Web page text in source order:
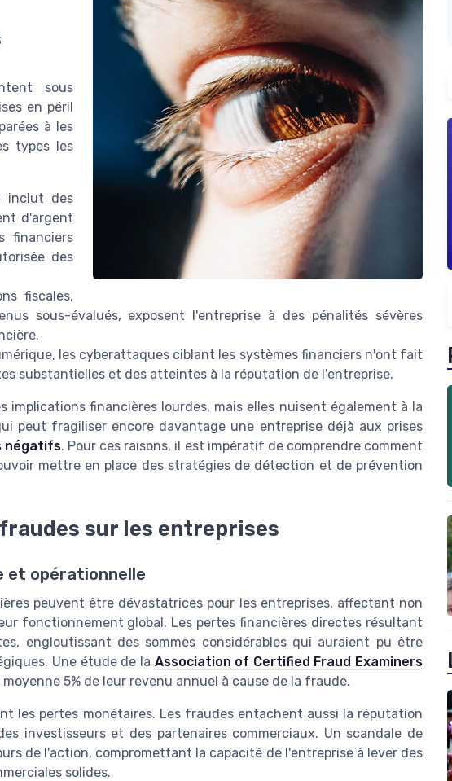
sous
en péril
à les
types les
inclut des
d'argent
financiers
des
fiscales,
sous-évalués, exposent l'entreprise à des pénalités sévères
les cyberattaques ciblant les systèmes financiers n'ont fait
substantielles et des atteintes à la réputation de l'entreprise.
financières lourdes, mais elles nuisent également à la
peut fragiliser encore davantage une entreprise déjà aux prises
négatifs. Pour ces raisons, il est impératif de comprendre comment
mettre en place des stratégies de détection et de prévention
sur les entreprises
et opérationnelle
peuvent être dévastatrices pour les entreprises, affectant non
fonctionnement global. Les pertes financières directes résultant
engloutissant des sommes considérables qui auraient pu être
Une étude de la Association of Certified Fraud Examiners
5% de leur revenu annuel à cause de la fraude.
les pertes monétaires. Les fraudes entachent aussi la réputation
investisseurs et des partenaires commerciaux. Un scandale de
de l'action, compromettant la capacité de l'entreprise à lever des
solides.